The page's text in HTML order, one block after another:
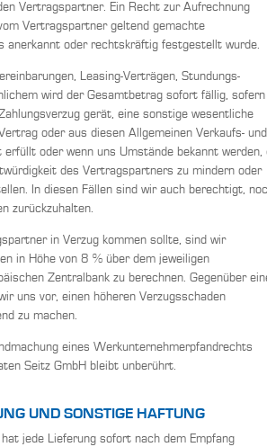
Vertragspartner. Ein Recht zur Aufrechnung
Vertragspartner geltend gemachte
anerkannt oder rechtskräftig festgestellt wurde.
Leasing-Verträgen, Stundungs-
wird der Gesamtbetrag sofort fällig, sofern
gerät, eine sonstige wesentliche
oder aus diesen Allgemeinen Verkaufs- und
erfüllt oder wenn uns Umstände bekannt werden,
des Vertragspartners zu mindern oder
In diesen Fällen sind wir auch berechtigt,
zurückzuhalten.
in Verzug kommen sollte, sind wir
in Höhe von 8 % über dem jeweiligen
Zentralbank zu berechnen. Gegenüber
uns vor, einen höheren Verzugsschaden
zu machen.
eines Werkunternehmerpfandrechts
Seitz GmbH bleibt unberührt.
UND SONSTIGE HAFTUNG
jede Lieferung sofort nach dem Empfang